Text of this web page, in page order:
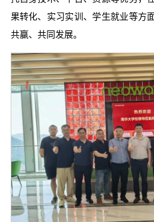
果转化、实习实训、学生就业等方
共赢、共同发展。